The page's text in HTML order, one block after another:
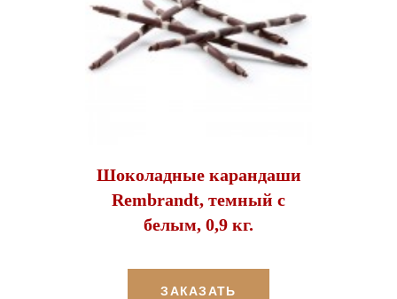
Шоколадные карандаши
Rembrandt, темный с
белым, 0,9 кг.
ЗАКАЗАТЬ